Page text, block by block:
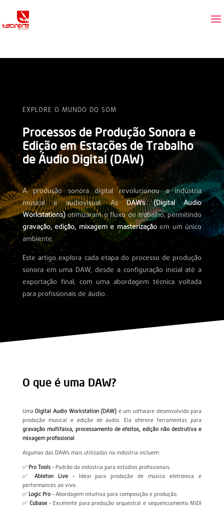
EXPLORE O MUNDO DO SOM
Processos de Produção Sonora e
Edição em Estações de Trabalho
de Áudio Digital (DAW)
A produção sonora digital revolucionou a indústria
musical e audiovisual. As DAWs (Digital Audio
Workstations)otimizaram o fluxo de trabalho, permitindo
gravação, edição, mixagem e masterizaçãoem um único
ambiente.
Este artigo explora cada etapa do processo de produção
sonora em uma DAW, desde a configuração inicial até a
exportação final, com uma abordagem técnica voltada
para profissionais de áudio.
O que é uma DAW?
Uma Digital Audio Workstation (DAW) é um software desenvolvido para
produção musical e edição de áudio. Ela oferece ferramentas para
gravação multifaixa, processamento de efeitos, edição não destrutiva e
mixagem profissional.
Algumas das DAWs mais utilizadas na indústria incluem:
✅ Pro Tools– Padrão da indústria para estúdios profissionais.
✅ Ableton Live– Ideal para produção de música eletrônica e
performances ao vivo.
✅ Logic Pro– Abordagem intuitiva para composição e produção.
✅ Cubase– Excelente para produção orquestral e sequenciamento MIDI